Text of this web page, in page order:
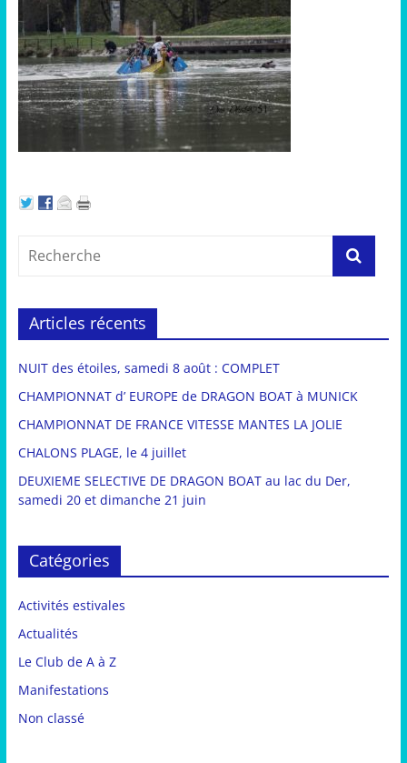
Articles récents
NUIT des étoiles, samedi 8 août : COMPLET
CHAMPIONNAT d’ EUROPE de DRAGON BOAT à MUNICK
CHAMPIONNAT DE FRANCE VITESSE MANTES LA JOLIE
CHALONS PLAGE, le 4 juillet
DEUXIEME SELECTIVE DE DRAGON BOAT au lac du Der,
samedi 20 et dimanche 21 juin
Catégories
Activités estivales
Actualités
Le Club de A à Z
Manifestations
Non classé